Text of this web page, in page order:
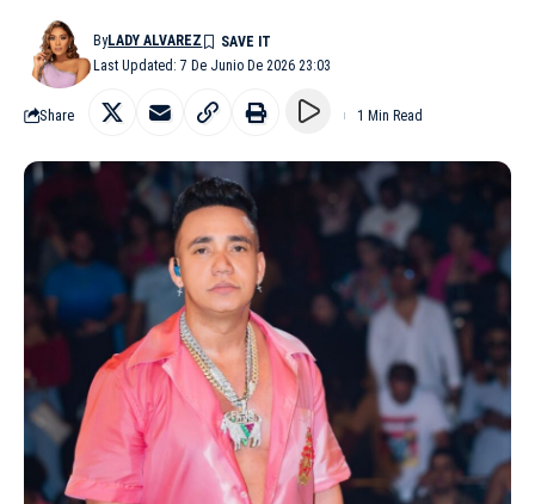
Last Updated: 7 De Junio De 2026 23:03
ByLADY ALVAREZ
Share 1 Min Read